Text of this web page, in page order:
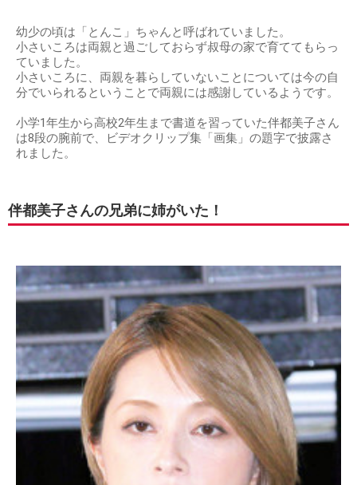
幼少の頃は「とんこ」ちゃんと呼ばれていました。
小さいころは両親と過ごしておらず叔母の家で育ててもらっ
ていました。
小さいころに、両親を暮らしていないことについては今の自
分でいられるということで両親には感謝しているようです。
小学1年生から高校2年生まで書道を習っていた伴都美子さん
は8段の腕前で、ビデオクリップ集「画集」の題字で披露さ
れました。
伴都美子さんの兄弟に姉がいた！